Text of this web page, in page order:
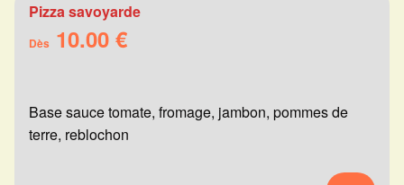
Pizza savoyarde
Dès 10.00 €
Base sauce tomate, fromage, jambon, pommes de
terre, reblochon